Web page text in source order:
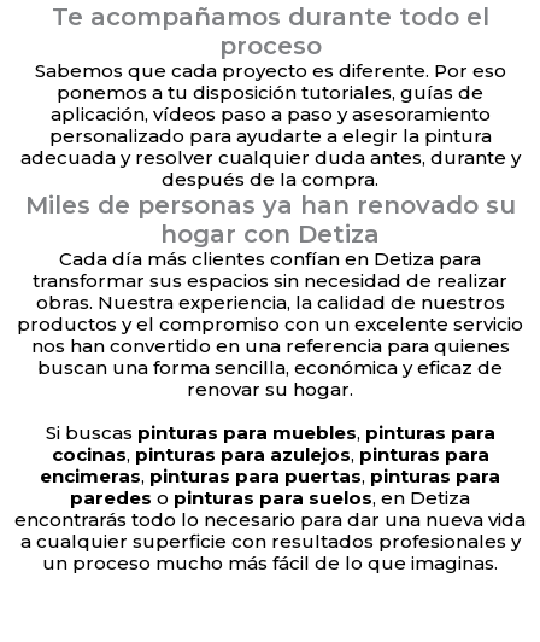
Te acompañamos durante todo el
proceso
Sabemos que cada proyecto es diferente. Por eso
ponemos a tu disposición tutoriales, guías de
aplicación, vídeos paso a paso y asesoramiento
personalizado para ayudarte a elegir la pintura
adecuada y resolver cualquier duda antes, durante y
después de la compra.
Miles de personas ya han renovado su
hogar con Detiza
Cada día más clientes confían en Detiza para
transformar sus espacios sin necesidad de realizar
obras. Nuestra experiencia, la calidad de nuestros
productos y el compromiso con un excelente servicio
nos han convertido en una referencia para quienes
buscan una forma sencilla, económica y eficaz de
renovar su hogar.
Si buscas pinturas para muebles, pinturas para
cocinas, pinturas para azulejos, pinturas para
encimeras, pinturas para puertas, pinturas para
paredes o pinturas para suelos, en Detiza
encontrarás todo lo necesario para dar una nueva vida
a cualquier superficie con resultados profesionales y
un proceso mucho más fácil de lo que imaginas.